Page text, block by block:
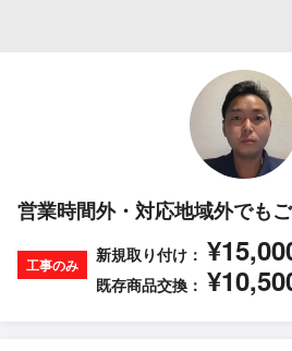
営業時間外・対応地域外でも
工事のみ 新規取り付け：
既存商品交換：